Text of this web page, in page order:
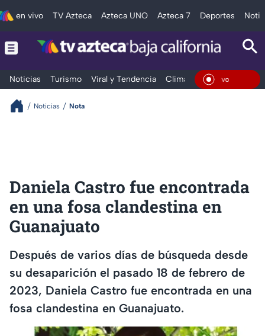
en vivo TV Azteca Azteca UNO Azteca 7 Deportes
Noticias Turismo Viral y Tendencia Clima Deportes En
Noticias Nota
Daniela Castro fue encontrada
en una fosa clandestina en
Guanajuato
Después de varios días de búsqueda desde
su desaparición el pasado 18 de febrero de
2023, Daniela Castro fue encontrada en una
fosa clandestina en Guanajuato.